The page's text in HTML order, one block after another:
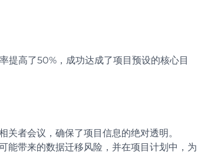
提高了50%，成功达成了项目预设的核心目
者会议，确保了项目信息的绝对透明。
能带来的数据迁移风险，并在项目计划中，为